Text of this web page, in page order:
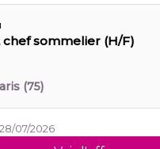
chef sommelier (H/F)
(75)
07/2026